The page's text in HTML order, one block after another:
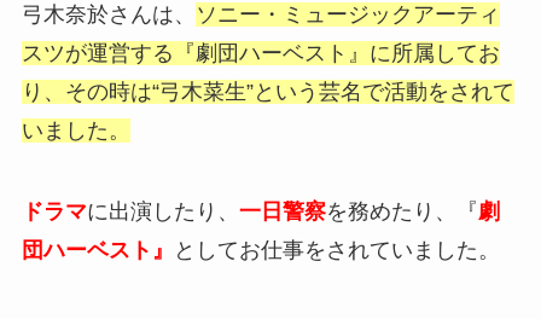
弓木奈於さんは、
ソニー・ミュージックアーティ
スツが運営する『劇団ハーベスト』に所属してお
り、その時は“弓木菜生”という芸名で活動をされて
いました。
ドラマに出演したり、 一日警察を務めたり、『劇
団ハーベスト』
としてお仕事をされていました。